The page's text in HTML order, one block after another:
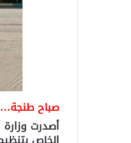
صباح طنجة…
أصدرت وزارة